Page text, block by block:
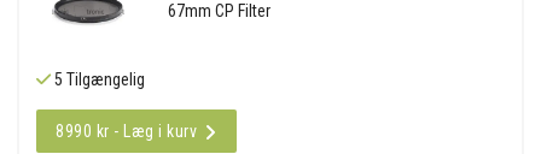
67mm CP Filter
5 Tilgængelig
8990 kr - Læg i kurv